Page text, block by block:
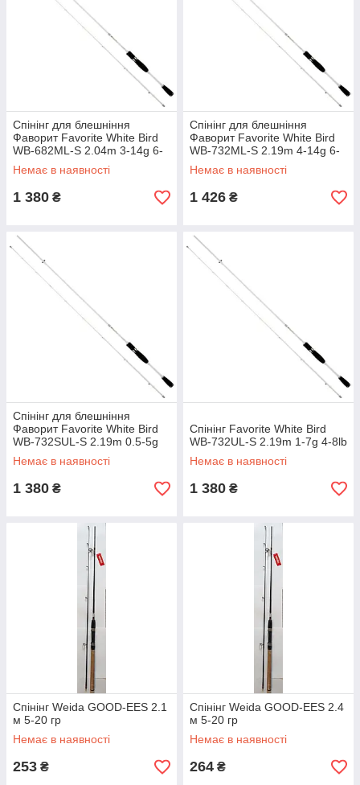
Спінінг для блешніння
Фаворит Favorite White Bird
WB-682ML-S 2.04m 3-14g 6-
10lb
Немає в наявності
1 380 ₴
Спінінг для блешніння
Фаворит Favorite White Bird
WB-732ML-S 2.19m 4-14g 6-
10lb
Немає в наявності
1 426 ₴
Спінінг для блешніння
Фаворит Favorite White Bird
WB-732SUL-S 2.19m 0.5-5g
4-6lb
Немає в наявності
1 380 ₴
Спінінг Favorite White Bird
WB-732UL-S 2.19m 1-7g 4-8lb
Немає в наявності
1 380 ₴
Спінінг Weida GOOD-EES 2.1
м 5-20 гр
Немає в наявності
253 ₴
Спінінг Weida GOOD-EES 2.4
м 5-20 гр
Немає в наявності
264 ₴